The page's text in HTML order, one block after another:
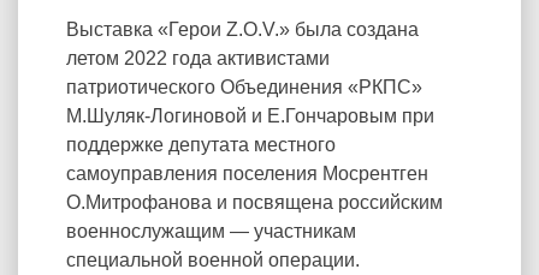
Выставка «Герои Z.O.V.» была создана
летом 2022 года активистами
патриотического Объединения «РКПС»
М.Шуляк-Логиновой и Е.Гончаровым при
поддержке депутата местного
самоуправления поселения Мосрентген
О.Митрофанова и посвящена российским
военнослужащим — участникам
специальной военной операции.